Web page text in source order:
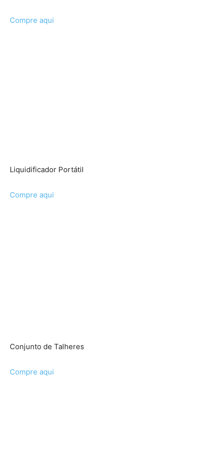
Compre aqui
Liquidificador Portátil
Compre aqui
Conjunto de Talheres
Compre aqui